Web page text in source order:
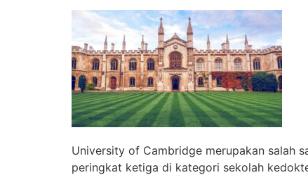
University of Cambridge merupakan salah
peringkat ketiga di kategori sekolah